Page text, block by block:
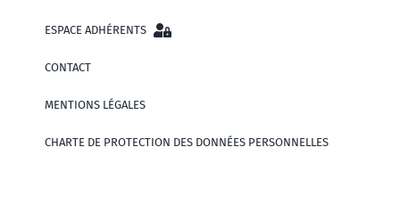
ESPACE ADHÉRENTS
CONTACT
MENTIONS LÉGALES
CHARTE DE PROTECTION DES DONNÉES PERSONNELLES